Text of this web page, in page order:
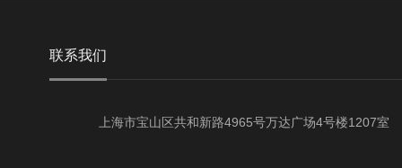
联系我们
上海市宝山区共和新路4965号万达广场4号楼1207室